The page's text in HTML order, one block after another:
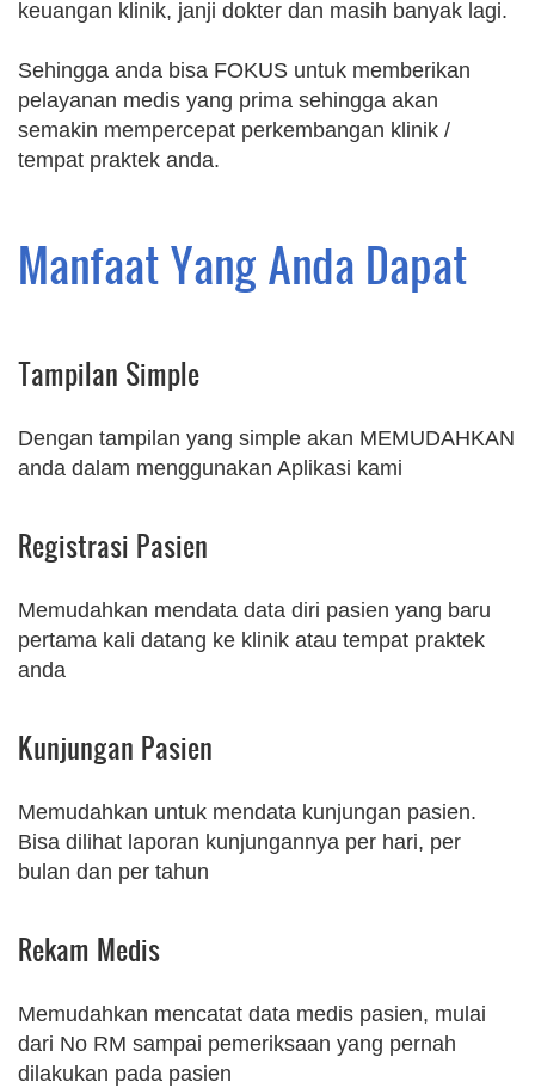
keuangan klinik, janji dokter dan masih banyak lagi.
Sehingga anda bisa FOKUS untuk memberikan
pelayanan medis yang prima sehingga akan
semakin mempercepat perkembangan klinik /
tempat praktek anda.
Manfaat Yang Anda Dapat
Tampilan Simple
Dengan tampilan yang simple akan MEMUDAHKAN
anda dalam menggunakan Aplikasi kami
Registrasi Pasien
Memudahkan mendata data diri pasien yang baru
pertama kali datang ke klinik atau tempat praktek
anda
Kunjungan Pasien
Memudahkan untuk mendata kunjungan pasien.
Bisa dilihat laporan kunjungannya per hari, per
bulan dan per tahun
Rekam Medis
Memudahkan mencatat data medis pasien, mulai
dari No RM sampai pemeriksaan yang pernah
dilakukan pada pasien